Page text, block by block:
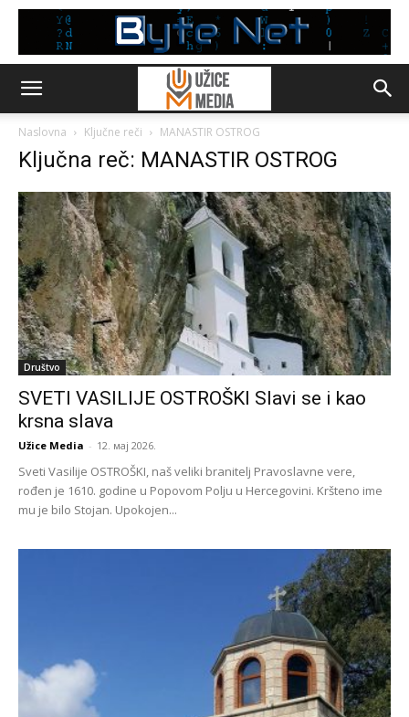
Naslovna Ključne reči MANASTIR OSTROG
Ključna reč: MANASTIR OSTROG
Društvo
SVETI VASILIJE OSTROŠKI Slavi se i kao
krsna slava
Užice Media - 12. мај 2026.
Sveti Vasilije OSTROŠKI, naš veliki branitelj Pravoslavne vere,
rođen je 1610. godine u Popovom Polju u Hercegovini. Kršteno ime
mu je bilo Stojan. Upokojen...